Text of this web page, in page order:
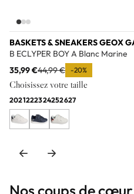
BASKETS & SNEAKERS GEOX
B ECLYPER BOY A Blanc Marine
35,99 €44,99 € -20%
Choisissez votre taille
2021222324252627